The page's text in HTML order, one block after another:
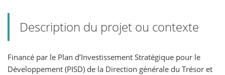
Description du projet ou contexte
Financé par le Plan d’Investissement Stratégique pour le
Développement (PISD) de la Direction générale du Trésor et